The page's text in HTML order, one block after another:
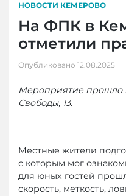
НОВОСТИ КЕМЕРОВО
На ФПК в
отметили
Опубликовано 12.08.2025
Мероприятие прошло
Свободы, 13.
Местные жители
с которым мог
для юных гостей
скорость, меткость,